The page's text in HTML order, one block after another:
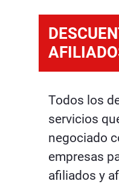
Todos los
servicios
negociado
empresas
afiliados y